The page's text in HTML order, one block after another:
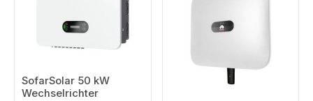
SofarSolar 50 kW
Wechselrichter